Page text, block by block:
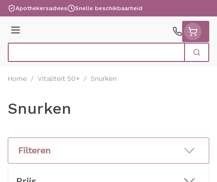
Ga naar de inhoud
Apothekersadvies Snelle beschikbaarheid
Menu
Zoek
Home / Vitaliteit 50+ / Snurken
Snurken
Filteren